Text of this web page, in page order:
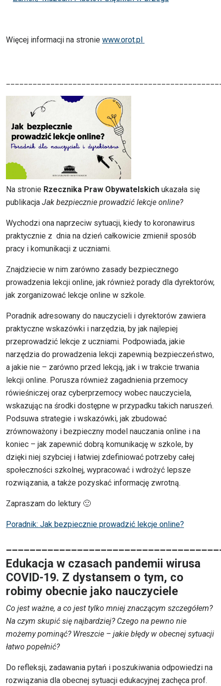
Więcej informacji na stronie www.orot.pl
Na stronie Rzecznika Praw Obywatelskich ukazała się
publikacja Jak bezpiecznie prowadzić lekcje online?
Wychodzi ona naprzeciw sytuacji, kiedy to koronawirus
praktycznie z dnia na dzień całkowicie zmienił sposób
pracy i komunikacji z uczniami.
Znajdziecie w nim zarówno zasady bezpiecznego
prowadzenia lekcji online, jak również porady dla dyrektorów,
jak zorganizować lekcje online w szkole.
Poradnik adresowany do nauczycieli i dyrektorów zawiera
praktyczne wskazówki i narzędzia, by jak najlepiej
przeprowadzić lekcje z uczniami. Podpowiada, jakie
narzędzia do prowadzenia lekcji zapewnią bezpieczeństwo,
a jakie nie – zarówno przed lekcją, jak i w trakcie trwania
lekcji online. Porusza również zagadnienia przemocy
rówieśniczej oraz cyberprzemocy wobec nauczyciela,
wskazując na środki dostępne w przypadku takich naruszeń.
Podsuwa strategie i wskazówki, jak zbudować
zrównoważony i bezpieczny model nauczania online i na
koniec – jak zapewnić dobrą komunikację w szkole, by
dzięki niej szybciej i łatwiej zdefiniować potrzeby całej
społeczności szkolnej, wypracować i wdrożyć lepsze
rozwiązania, a także pozyskać informację zwrotną.
Zapraszam do lektury 🙂
Poradnik: Jak bezpiecznie prowadzić lekcje online?
Edukacja w czasach pandemii wirusa
COVID-19. Z dystansem o tym, co
robimy obecnie jako nauczyciele
Co jest ważne, a co jest tylko mniej znaczącym szczegółem?
Na czym skupić się najbardziej? Czego na pewno nie
możemy pominąć? Wreszcie – jakie błędy w obecnej sytuacji
łatwo popełnić?
Do refleksji, zadawania pytań i poszukiwania odpowiedzi na
rozwiązania dla obecnej sytuacji edukacyjnej zachęca prof.